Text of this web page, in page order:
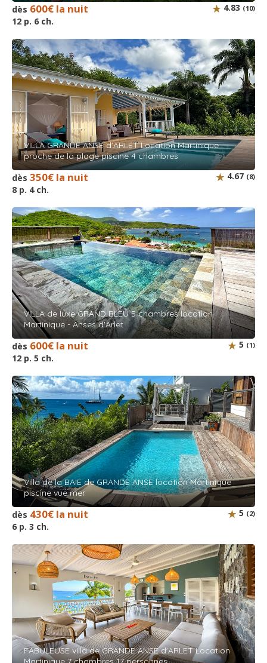
dès 600€ la nuit
12 p. 6 ch.
4.83 (10)
VILLA GRANDE ANSE d'ARLET Location Martinique
proche de la plage piscine 4 chambres
dès 350€ la nuit
8 p. 4 ch.
4.67 (8)
VILLA de luxe GRAND BLEU 5 chambres location
Martinique - Anses d'Arlet
dès 600€ la nuit
12 p. 5 ch.
5 (1)
Villa de la BAIE de GRANDE ANSE location Martinique
piscine vue mer
dès 430€ la nuit
6 p. 3 ch.
5 (2)
FABULEUSE villa de GRANDE ANSE d'ARLET Location